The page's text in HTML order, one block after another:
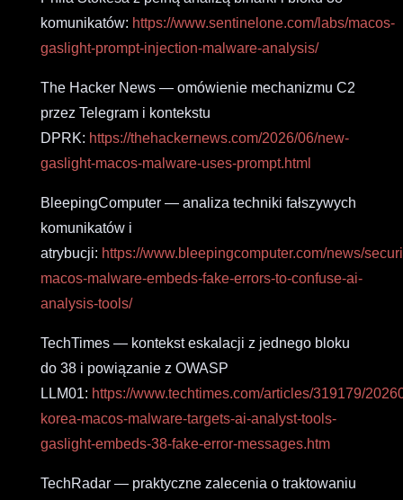
komunikatów: https://www.sentinelone.com/labs/macos-
gaslight-prompt-injection-malware-analysis/
The Hacker News — omówienie mechanizmu C2
przez Telegram i kontekstu
DPRK: https://thehackernews.com/2026/06/new-
gaslight-macos-malware-uses-prompt.html
BleepingComputer — analiza techniki fałszywych
komunikatów i
atrybucji: https://www.bleepingcomputer.com/news/
macos-malware-embeds-fake-errors-to-confuse-ai-
analysis-tools/
TechTimes — kontekst eskalacji z jednego bloku
do 38 i powiązanie z OWASP
LLM01: https://www.techtimes.com/articles/319179/
korea-macos-malware-targets-ai-analyst-tools-
gaslight-embeds-38-fake-error-messages.htm
TechRadar — praktyczne zalecenia o traktowaniu